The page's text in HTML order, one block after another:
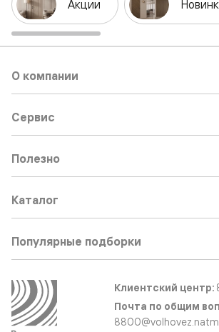
Акции
О компании
Сервис
Полезно
Каталог
Популярные подборки
Клиентский центр:
Почта по общим